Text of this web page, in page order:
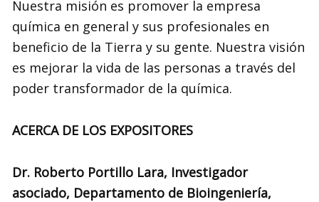
Nuestra misión es promover la empresa
química en general y sus profesionales en
beneficio de la Tierra y su gente. Nuestra visión
es mejorar la vida de las personas a través del
poder transformador de la química.
ACERCA DE LOS EXPOSITORES
Dr. Roberto Portillo Lara, Investigador
asociado, Departamento de Bioingeniería,